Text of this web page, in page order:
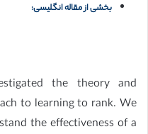
بخشی از مقاله انگلیسی:
the theory and
to learning to rank. We
the effectiveness of a